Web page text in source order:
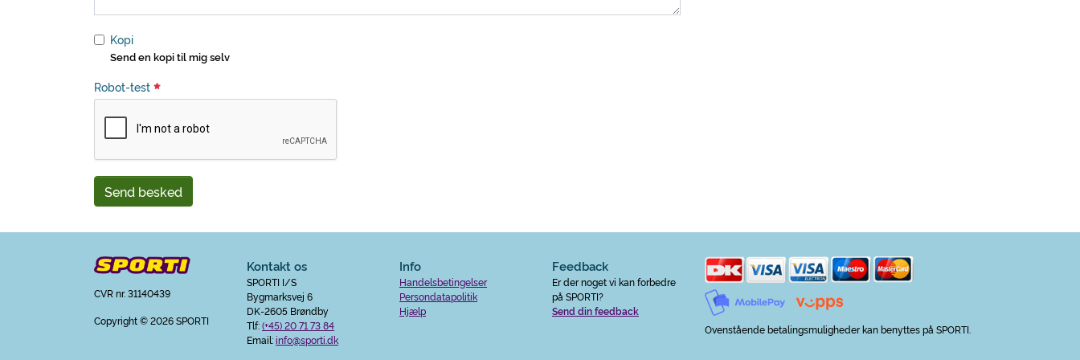
Kopi
Send en kopi til mig selv
Robot-test
Send besked
CVR nr. 31140439
Copyright© 2026 SPORTI
Kontakt os
SPORTI I/S
Bygmarksvej 6
DK-2605 Brøndby
Tlf:(+45) 20 71 73 84
Email:info@sporti.dk
Info
Handelsbetingelser
Persondatapolitik
Hjælp
Feedback
Er der noget vi kan forbedre
på SPORTI?
Send din feedback
Ovenstående betalingsmuligheder kan benyttes på SPORTI.